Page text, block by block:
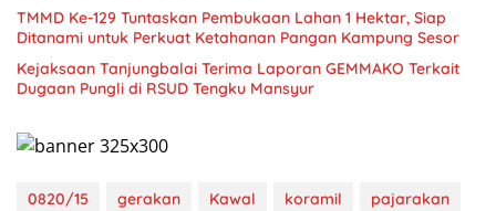
TMMD Ke-129 Tuntaskan Pembukaan Lahan 1 Hektar, Siap
Ditanami untuk Perkuat Ketahanan Pangan Kampung Sesor
Kejaksaan Tanjungbalai Terima Laporan GEMMAKO Terkait
Dugaan Pungli di RSUD Tengku Mansyur
0820/15 gerakan Kawal koramil pajarakan